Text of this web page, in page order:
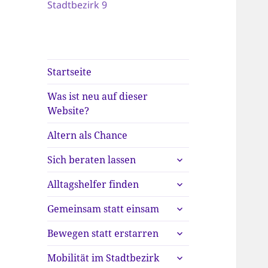
Stadtbezirk 9
Startseite
Was ist neu auf dieser
Website?
Altern als Chance
Sich beraten lassen
untermenü
anzeigen
Alltagshelfer finden
untermenü
anzeigen
Gemeinsam statt einsam
untermenü
anzeigen
Bewegen statt erstarren
untermenü
anzeigen
Mobilität im Stadtbezirk
untermenü